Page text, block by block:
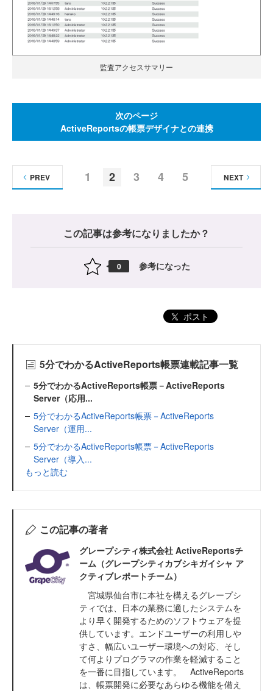
監査アクセスサマリー
次のページ
ActiveReportsの帳票デザイナとの連携
1 2 3 4 5
PREV NEXT
この記事は参考になりましたか？
0 参考になった
ポスト
5分でわかるActiveReports帳票連載記事一覧
5分でわかるActiveReports帳票－ActiveReports
Server（応用...
5分でわかるActiveReports帳票－ActiveReports
Server（運用...
5分でわかるActiveReports帳票－ActiveReports
Server（導入...
もっと読む
この記事の著者
グレープシティ株式会社 ActiveReportsチ
ーム（グレープシティカブシキガイシャ ア
クティブレポートチーム）
宮城県仙台市に本社を構えるグレープシ
ティでは、日本の業務に適したシステムを
より早く開発するためのソフトウェアを提
供しています。エンドユーザーの利用しや
すさ、幅広いユーザー環境への対応、そし
て何よりプログラマの作業を軽減すること
を一番に目指しています。 ActiveReports
は、帳票開発に必要なあらゆる機能を備え